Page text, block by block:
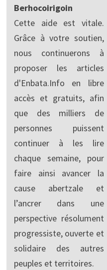
Berhocoirigoin
Cette aide est vitale.
Grâce à votre soutien,
nous continuerons à
proposer les articles
d'Enbata.Info en libre
accès et gratuits, afin
que des milliers de
personnes puissent
continuer à les lire
chaque semaine, pour
faire ainsi avancer la
cause abertzale et
l’ancrer dans une
perspective résolument
progressiste, ouverte et
solidaire des autres
peuples et territoires.